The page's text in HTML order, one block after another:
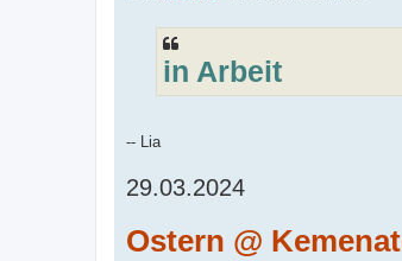
in Arbeit
-- Lia
29.03.2024
Ostern @